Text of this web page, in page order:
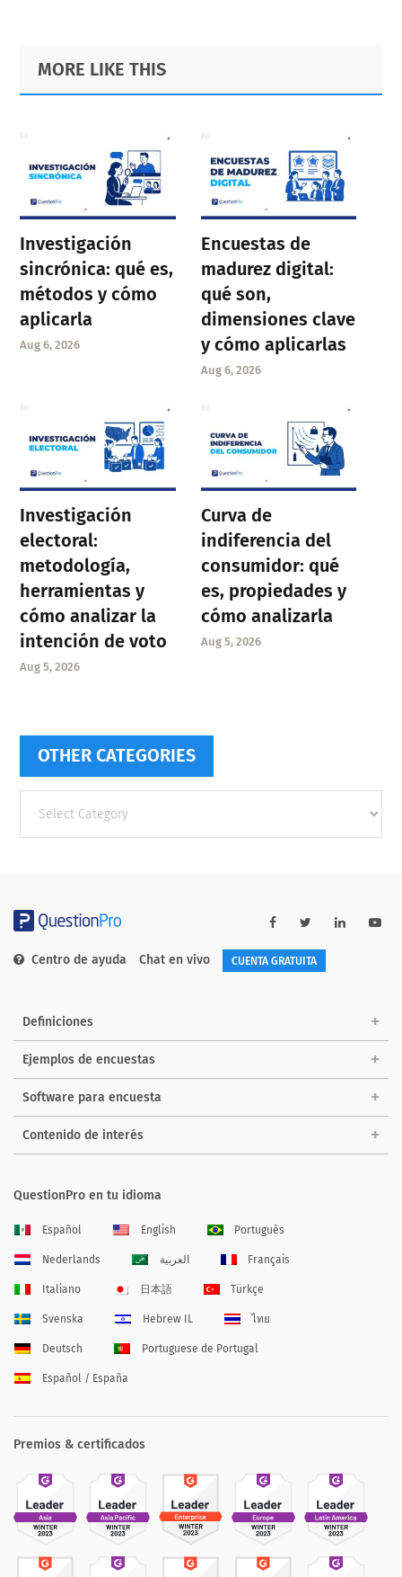
Primary
Sidebar
Footer
MORE LIKE THIS
Investigación
sincrónica: qué es,
métodos y cómo
aplicarla
Aug 6, 2026
Encuestas de
madurez digital:
qué son,
dimensiones clave
y cómo aplicarlas
Aug 6, 2026
Investigación
electoral:
metodología,
herramientas y
cómo analizar la
intención de voto
Aug 5, 2026
Curva de
indiferencia del
consumidor: qué
es, propiedades y
cómo analizarla
Aug 5, 2026
OTHER CATEGORIES
categories
Centro de ayuda Chat en vivo CUENTA GRATUITA
Definiciones
Ejemplos de encuestas
Software para encuesta
Contenido de interés
QuestionPro en tu idioma
Español English Português
Nederlands العربية Français
Italiano 日本語 Türkçe
Svenska Hebrew IL ไทย
Deutsch Portuguese de Portugal
Español / España
Premios & certificados